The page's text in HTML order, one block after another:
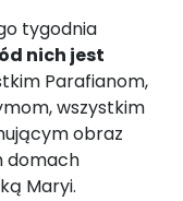
tygodnia
nich jest
Parafianom,
wszystkim
obraz
domach
Maryi.